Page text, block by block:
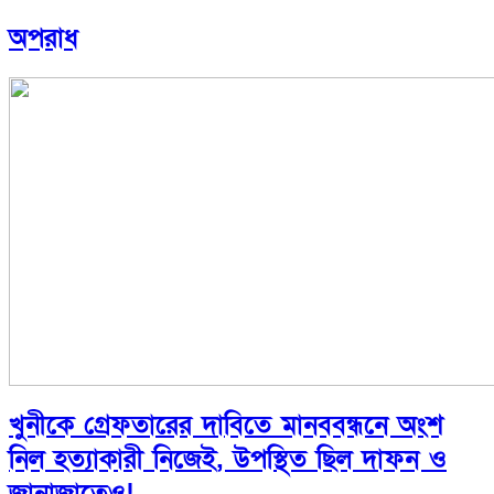
অপরাধ
খুনীকে গ্রেফতারের দাবিতে মানববন্ধনে অংশ
নিল হত্যাকারী নিজেই, উপস্থিত ছিল দাফন ও